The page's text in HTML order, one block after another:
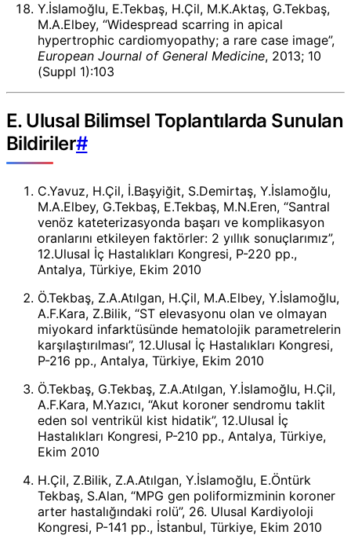
Y.İslamoğlu, E.Tekbaş, H.Çil, M.K.Aktaş, G.Tekbaş,
M.A.Elbey, “Widespread scarring in apical
hypertrophic cardiomyopathy; a rare case image”,
European Journal of General Medicine, 2013; 10
(Suppl 1):103
E. Ulusal Bilimsel Toplantılarda Sunulan
Bildiriler#
C.Yavuz, H.Çil, İ.Başyiğit, S.Demirtaş, Y.İslamoğlu,
M.A.Elbey, G.Tekbaş, E.Tekbaş, M.N.Eren, “Santral
venöz kateterizasyonda başarı ve komplikasyon
oranlarını etkileyen faktörler: 2 yıllık sonuçlarımız”,
12.Ulusal İç Hastalıkları Kongresi, P-220 pp.,
Antalya, Türkiye, Ekim 2010
Ö.Tekbaş, Z.A.Atılgan, H.Çil, M.A.Elbey, Y.İslamoğlu,
A.F.Kara, Z.Bilik, “ST elevasyonu olan ve olmayan
miyokard infarktüsünde hematolojik parametrelerin
karşılaştırılması”, 12.Ulusal İç Hastalıkları Kongresi,
P-216 pp., Antalya, Türkiye, Ekim 2010
Ö.Tekbaş, G.Tekbaş, Z.A.Atılgan, Y.İslamoğlu, H.Çil,
A.F.Kara, M.Yazıcı, “Akut koroner sendromu taklit
eden sol ventrikül kist hidatik”, 12.Ulusal İç
Hastalıkları Kongresi, P-210 pp., Antalya, Türkiye,
Ekim 2010
H.Çil, Z.Bilik, Z.A.Atılgan, Y.İslamoğlu, E.Öntürk
Tekbaş, S.Alan, “MPG gen poliformizminin koroner
arter hastalığındaki rolü”, 26. Ulusal Kardiyoloji
Kongresi, P-141 pp., İstanbul, Türkiye, Ekim 2010